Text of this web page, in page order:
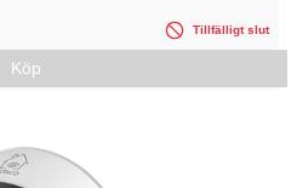
Tillfälligt slut
Köp